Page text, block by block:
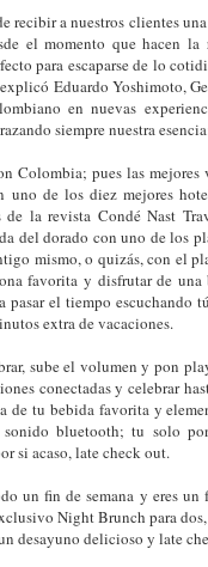
recibir a nuestros clientes
el momento que hacen
para escaparse de lo
Eduardo Yoshimoto,
en nuevas
siempre nuestra
Colombia; pues las mejores
uno de los diez mejores
de la revista Condé Nast
del dorado con uno de los
mismo, o quizás, con el
favorita y disfrutar de
el tiempo escuchando
extra de vacaciones.
sube el volumen y pon
conectadas y celebrar
de tu bebida favorita y
bluetooth; tu solo
si acaso, late check out.
un fin de semana y eres
Night Brunch para
desayuno delicioso y late